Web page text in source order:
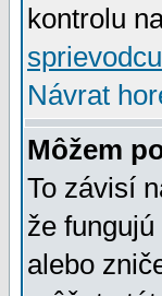
kontrolu
sprievodcu
Návrat
Môžem
To závisí
že
alebo